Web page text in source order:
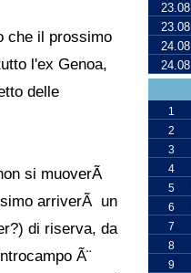
che il prossimo
l'ex Genoa,
delle
si muoverÃ
arriverÃ un
di riserva, da
Ã¨
23.08
23.08
24.08
24.08
1
2
3
4
5
6
7
8
9